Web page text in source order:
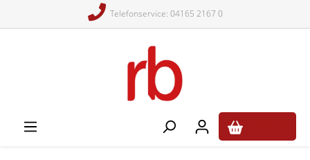
Telefonservice: 04165 2167 0